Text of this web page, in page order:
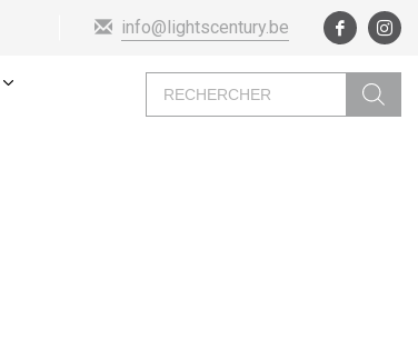
info@lightscentury.be
Recherche
de
produits